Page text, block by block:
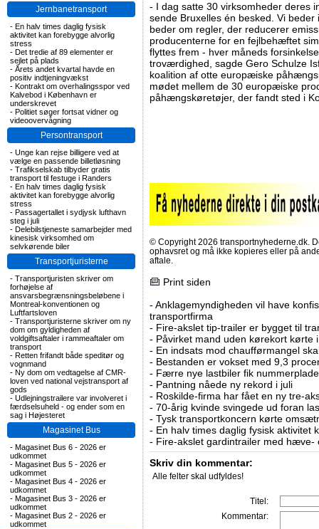
Jernbanetransport
- En halv times daglig fysisk
aktivitet kan forebygge alvorlig
stress
- Det tredie af 89 elementer er
sejlet på plads
- Årets andet kvartal havde en
positiv indtjeningvækst
- Kontrakt om overhalingsspor ved
Kalvebod i København er
underskrevet
- Politiet søger fortsat vidner og
videoovervågning
Persontransport
- Unge kan rejse billigere ved at
vælge en passende billetløsning
- Trafikselskab tilbyder gratis
transport til festuge i Randers
- En halv times daglig fysisk
aktivitet kan forebygge alvorlig
stress
- Passagertallet i sydjysk lufthavn
steg i juli
- Delebilstjeneste samarbejder med
kinesisk virksomhed om
selvkørende biler
Transportjuristerne
- Transportjuristen skriver om
forhøjelse af
ansvarsbegrænsningsbeløbene i
Montreal-konventionen og
Luftfartsloven
- Transportjuristerne skriver om ny
dom om gyldigheden af
voldgiftsaftaler i rammeaftaler om
transport
- Retten frifandt både speditør og
vognmand
- Ny dom om vedtagelse af CMR-
loven ved national vejstransport af
gods
- Udlejningstrailere var involveret i
færdselsuheld - og ender som en
sag i Højesteret
Magasinet Bus
- Magasinet Bus 6 - 2026 er
udkommet
- Magasinet Bus 5 - 2026 er
udkommet
- Magasinet Bus 4 - 2026 er
udkommet
- Magasinet Bus 3 - 2026 er
udkommet
- Magasinet Bus 2 - 2026 er
udkommet
- I dag satte 30 virksomheder deres
sende Bruxelles én besked. Vi
beder om regler, der reducerer
producenterne for en fejlbehæftet
flyttes frem - hver måneds
troværdighed, sagde Gero Schulze
koalition af otte europæiske
mødet mellem de 30 europæiske
påhængskøretøjer, der fandt sted i
© Copyright 2026 transportnyhederne.dk.
ophavsret og må ikke kopieres eller på
aftale.
Print siden
- Anklagemyndigheden vil have
transportfirma
- Fire-akslet tip-trailer er bygget til
- Påvirket mand uden kørekort kørte
- En indsats mod chaufførmangel
- Bestanden er vokset med 9,3
- Færre nye lastbiler fik
- Pantning nåede ny rekord i juli
- Roskilde-firma har fået en ny tre-
- 70-årig kvinde svingede ud foran
- Tysk transportkoncern kørte
- En halv times daglig fysisk aktivitet
- Fire-akslet gardintrailer med hæve-
Skriv din kommentar:
Alle felter skal udfyldes!
Titel:
Kommentar: